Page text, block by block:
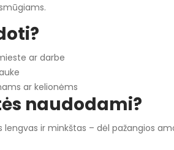
ar darbe
ar kelionėms
naudodami?
lengvas ir minkštas – dėl pažangios